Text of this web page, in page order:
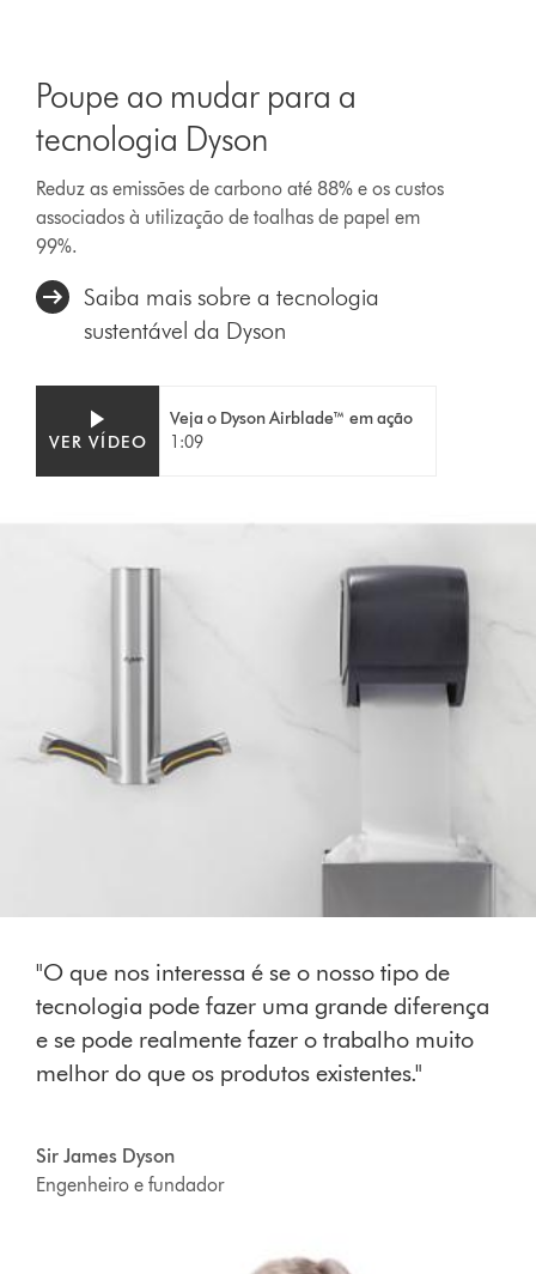
Poupe ao mudar para a
tecnologia Dyson
Reduz as emissões de carbono até 88% e os custos
associados à utilização de toalhas de papel em
99%.
Saiba mais sobre a tecnologia
sustentável da Dyson
VER VÍDEO
Veja o Dyson Airblade™ em ação
1:09
"O que nos interessa é se o nosso tipo de
tecnologia pode fazer uma grande diferença
e se pode realmente fazer o trabalho muito
melhor do que os produtos existentes."
Sir James Dyson
Engenheiro e fundador